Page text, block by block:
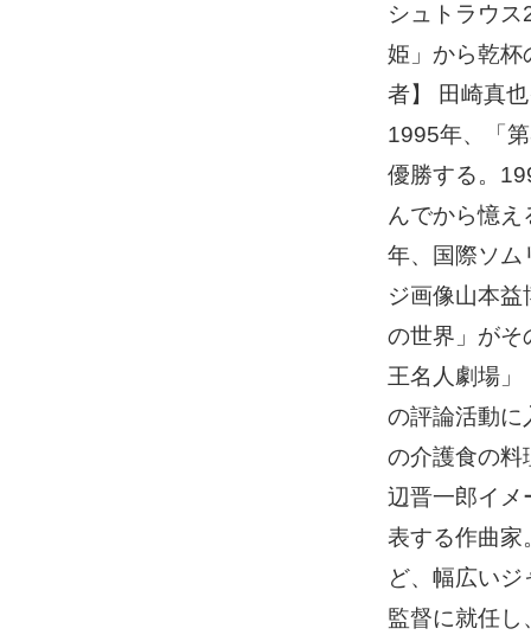
シュトラウ
姫」から乾
者】 田崎真
1995年、「
優勝する。
んでから憶
年、国際ソム
ジ画像山本
の世界」がそ
王名人劇場」
の評論活動に
の介護食の料
辺晋一郎イメ
表する作曲家
ど、幅広い
監督に就任し